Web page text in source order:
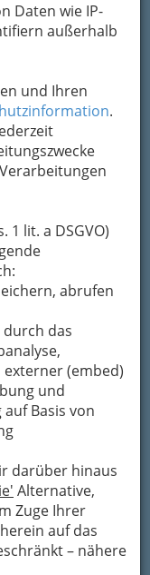
Daten wie IP-
außerhalb
und Ihren
.
1 lit. a DSGVO)
abrufen
das
(embed)
und
Basis von
darüber hinaus
Alternative,
Zuge Ihrer
auf das
– nähere
- der
myToys